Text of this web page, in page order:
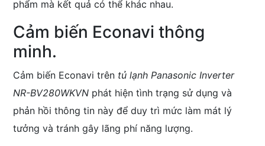
phẩm mà kết quả có thể khác nhau.
Cảm biến Econavi thông
minh.
Cảm biến Econavi trên tủ lạnh Panasonic Inverter
NR-BV280WKVN phát hiện tình trạng sử dụng và
phản hồi thông tin này để duy trì mức làm mát lý
tưởng và tránh gây lãng phí năng lượng.